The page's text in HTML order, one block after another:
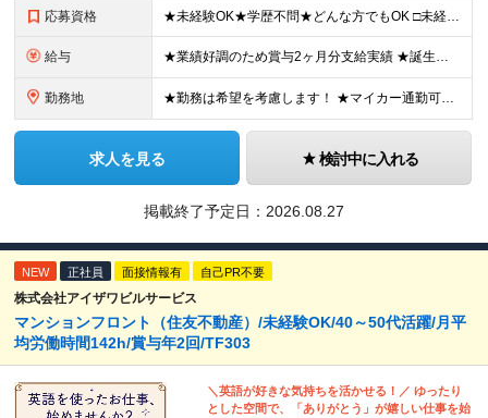
応募資格 ★未経験OK★学歴不問★どんな方でもOK □未経験・第二新卒・フリーター □ブランクがある方 □転職回数が気になる方 □飲食業界にチャレンジしたい方 「やってみたい」という気持ちがあれば、皆さん大
給与 ★業績好調のため賞与2ヶ月分支給実績 ★誕生日手当など手当充実 ★年2回昇給チャンス有＆入社1年で店長昇格可 ★残業代全額支給（1分単位で支給） 【週休3日制の場合】 月給25万8,960円以上（固
勤務地 ★勤務は希望を考慮します！ ★マイカー通勤可（駐車場完備） ★全国の各店舗で募集中！続々出店予定！ ～国内300店舗、47都道府県への展開を目標に出店中！～ ▼積極採用地域▼ ・中部（富山、石川、
求人を見る 検討中に入れる
掲載終了予定日： 2026.08.27
NEW 正社員 面接情報有 自己PR不要
株式会社アイザワビルサービス
マンションフロント（住友不動産）/未経験OK/40～50代活躍/月平
均労働時間142h/賞与年2回/TF303
＼英語が好きな気持ちを活かせる！／ ゆったり
とした空間で、「ありがとう」が嬉しい仕事を始